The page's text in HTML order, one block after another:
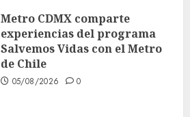
Metro CDMX comparte
experiencias del programa
Salvemos Vidas con el Metro
de Chile
05/08/2026 0